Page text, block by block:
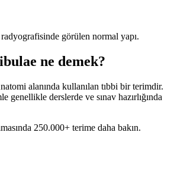
görülen normal yapı.
ne demek?
alanında kullanılan tıbbi bir terimdir.
genellikle derslerde ve sınav hazırlığında
250.000+ terime daha bakın.